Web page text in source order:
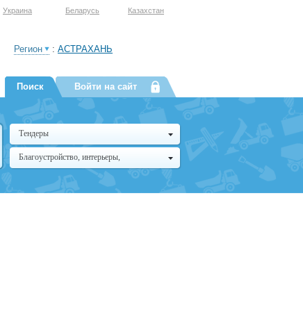
Украина Беларусь Казахстан
Регион : АСТРАХАНЬ
Поиск Войти на сайт
Тендеры
Благоустройство, интерьеры,
архитектура